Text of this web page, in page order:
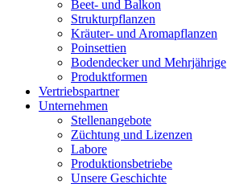
Beet- und Balkon
Strukturpflanzen
Kräuter- und Aromapflanzen
Poinsettien
Bodendecker und Mehrjährige
Produktformen
Vertriebspartner
Unternehmen
Stellenangebote
Züchtung und Lizenzen
Labore
Produktionsbetriebe
Unsere Geschichte